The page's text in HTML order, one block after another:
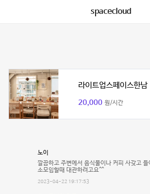
spacecloud
라이트업스페이스한남
20,000 원/시간
노이
깔끔하고 주변에서 음식물이나 커피 사갖고
소모임할때 대관하려고요^^
2023-04-22 19:17:53